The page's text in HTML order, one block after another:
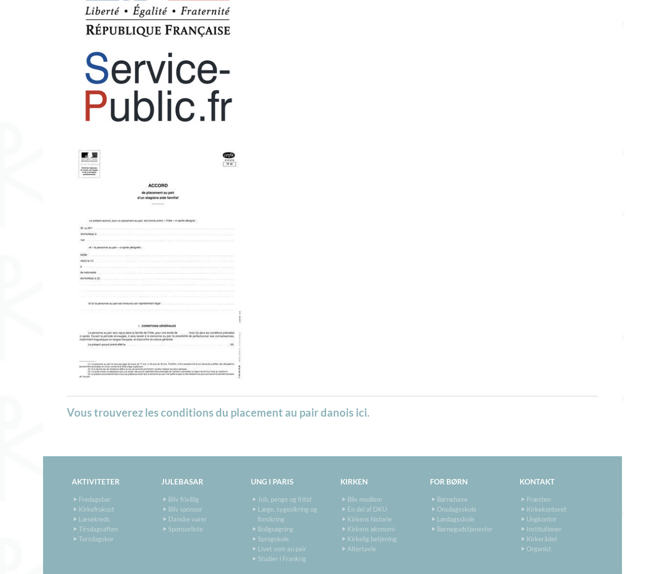
Vous trouverez les conditions du placement au pair danois ici.
AKTIVITETER
Fredagsbar
Kirkefrokost
Læsekreds
Tirsdagsaften
Torsdagskor
JULEBASAR
Bliv frivillig
Bliv sponsor
Danske varer
Sponsorliste
UNG I PARIS
Job, penge og fritid
Læge, sygesikring og
forsikring
Boligsøgning
Sprogskole
Livet som au pair
Studier i Frankrig
KIRKEN
Bliv medlem
En del af DKU
Kirkens historie
Kirkens økonomi
Kirkelig betjening
Altertavle
FOR BØRN
Børnehave
Onsdagsskole
Lørdagsskole
Børnegudstjenester
KONTAKT
Præsten
Kirkekontoret
Ungkontor
Institutioner
Kirkerådet
Organist